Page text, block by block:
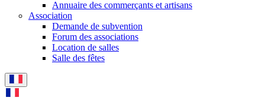
Annuaire des commerçants et artisans
Association
Demande de subvention
Forum des associations
Location de salles
Salle des fêtes